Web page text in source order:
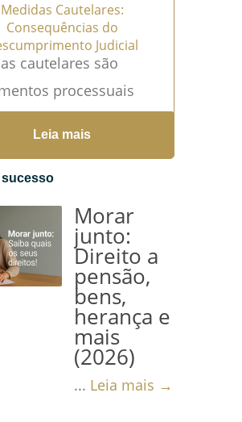
Medidas Cautelares:
Consequências do
Judicial
cautelares são
processuais
no direito
utilizados para
o resultado de um
ou de...Leia mais
Leia mais
sucesso
Morar
junto:
Direito a
pensão,
bens,
herança e
mais
(2026)
... Leia mais →